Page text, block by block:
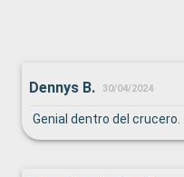
Dennys B. 30/04/2024
Genial dentro del crucero.